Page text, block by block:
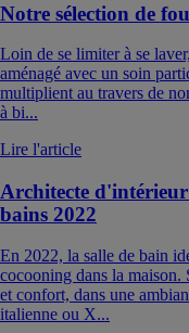
Notre sélection de
Loin de se limiter à se
aménagé avec un soin
multiplient au travers de
à bi...
Lire l'article
Architecte d'intérieur
bains 2022
En 2022, la salle de bain
cocooning dans la maison.
et confort, dans une
italienne ou X...